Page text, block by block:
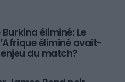
Burkina éliminé: Le
éliminé avait-
du match?